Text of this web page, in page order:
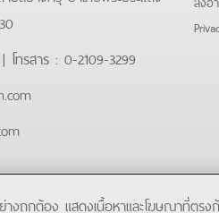
| โทรสาร : 0-2109-3299
ย่างถูกต้อง แสดงเนื้อหาและโฆษณาที่ตร